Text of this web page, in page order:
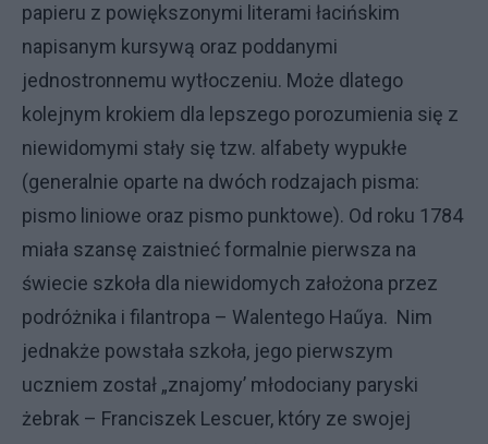
papieru z powiększonymi literami łacińskim
napisanym kursywą oraz poddanymi
jednostronnemu wytłoczeniu. Może dlatego
kolejnym krokiem dla lepszego porozumienia się z
niewidomymi stały się tzw. alfabety wypukłe
(generalnie oparte na dwóch rodzajach pisma:
pismo liniowe oraz pismo punktowe). Od roku 1784
miała szansę zaistnieć formalnie pierwsza na
świecie szkoła dla niewidomych założona przez
podróżnika i filantropa – Walentego Haűya. Nim
jednakże powstała szkoła, jego pierwszym
uczniem został „znajomy’ młodociany paryski
żebrak – Franciszek Lescuer, który ze swojej